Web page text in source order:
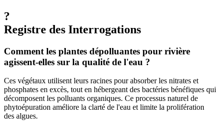
?
Registre des Interrogations
Comment les plantes dépolluantes pour rivière
agissent-elles sur la qualité de l'eau ?
Ces végétaux utilisent leurs racines pour absorber les nitrates et
phosphates en excès, tout en hébergeant des bactéries bénéfiques qui
décomposent les polluants organiques. Ce processus naturel de
phytoépuration améliore la clarté de l'eau et limite la prolifération
des algues.